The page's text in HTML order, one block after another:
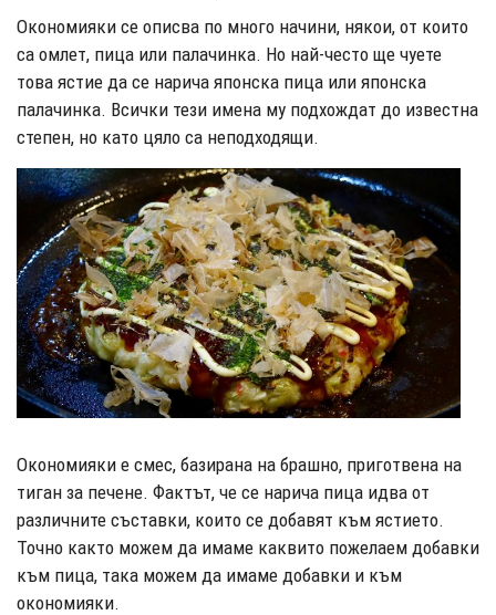
Окономияки се описва по много начини, някои, от които
са омлет, пица или палачинка. Но най-често ще чуете
това ястие да се нарича японска пица или японска
палачинка. Всички тези имена му подхождат до известна
степен, но като цяло са неподходящи.
Окономияки е смес, базирана на брашно, приготвена на
тиган за печене. Фактът, че се нарича пица идва от
различните съставки, които се добавят към ястието.
Точно както можем да имаме каквито пожелаем добавки
към пица, така можем да имаме добавки и към
окономияки.